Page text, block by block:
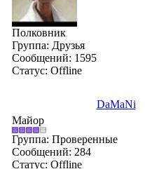
Полковник
Группа: Друзья
Сообщений: 1595
Статус: Offline
DaMaNi
Майор
Группа: Проверенные
Сообщений: 284
Статус: Offline